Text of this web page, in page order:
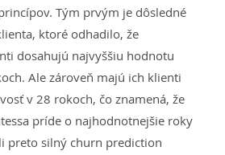
Tým prvým je dôsledné
ktoré odhadilo, že
dosahujú najvyššiu hodnotu
Ale zároveň majú ich klienti
v 28 rokoch, čo znamená, že
príde o najhodnotnejšie roky
preto silný churn prediction